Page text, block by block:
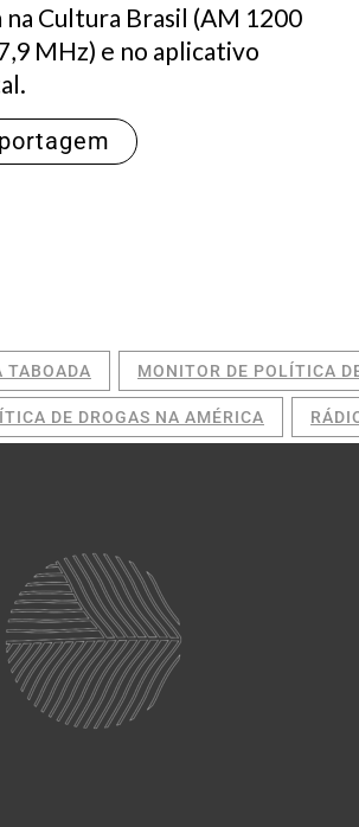
na Cultura Brasil (AM 1200
MHz) e no aplicativo
TABOADA MONITOR DE POLÍTICA
DE DROGAS NA AMÉRICA